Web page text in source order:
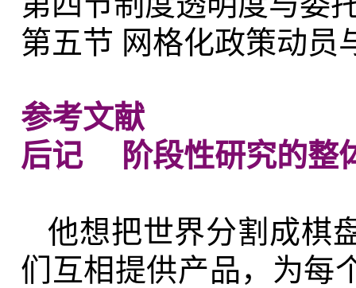
第五节 网格化政策动员
参考文献
后记 阶段性研究的整
他想把世界分割成棋
们互相提供产品，为每